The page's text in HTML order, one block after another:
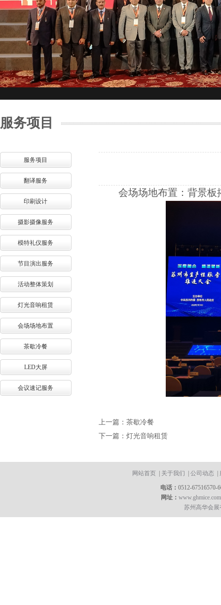
服务项目
服务项目
翻译服务
印刷设计
摄影摄像服务
模特礼仪服务
节目演出服务
活动整体策划
灯光音响租赁
会场场地布置
茶歇冷餐
LED大屏
会议速记服务
会场场地布置：背景
上一篇： 茶歇冷餐
下一篇： 灯光音响租赁
网站首页 关于我们 公司动态
电话：0512-
网址： www.ghmice.com
苏州高华会